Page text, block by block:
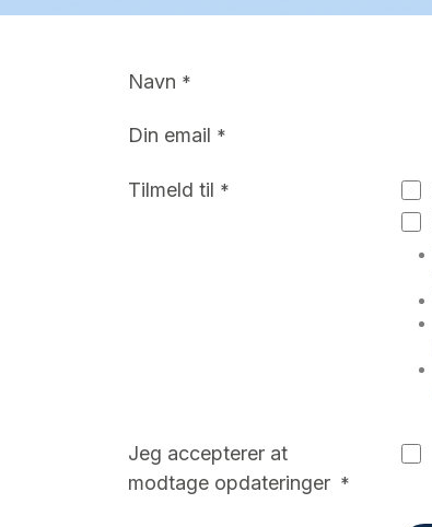
Navn *
Din email *
Tilmeld til *
Jeg accepterer at
modtage opdateringer *